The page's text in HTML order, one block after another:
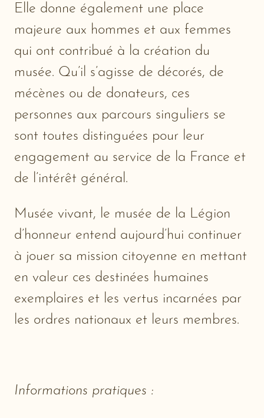
Elle donne également une place
majeure aux hommes et aux femmes
qui ont contribué à la création du
musée. Qu’il s’agisse de décorés, de
mécènes ou de donateurs, ces
personnes aux parcours singuliers se
sont toutes distinguées pour leur
engagement au service de la France et
de l’intérêt général.
Musée vivant, le musée de la Légion
d’honneur entend aujourd’hui continuer
à jouer sa mission citoyenne en mettant
en valeur ces destinées humaines
exemplaires et les vertus incarnées par
les ordres nationaux et leurs membres.
Informations pratiques :